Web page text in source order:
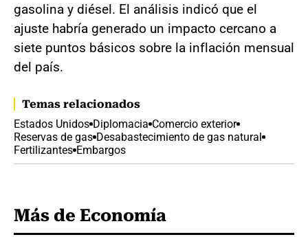
gasolina y diésel. El análisis indicó que el
ajuste habría generado un impacto cercano a
siete puntos básicos sobre la inflación mensual
del país.
Temas relacionados
Estados Unidos Diplomacia Comercio exterior
Reservas de gas Desabastecimiento de gas natural
Fertilizantes Embargos
Más de Economía